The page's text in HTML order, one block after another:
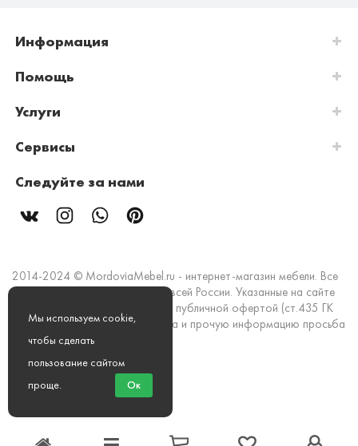
Информация
Помощь
Услуги
Сервисы
Следуйте за нами
2014-2024 © MordoviaMebel.ru - интернет-магазин мебели. Все
права защищены. Доставка по всей России. Указанные на сайте
цены и информация не являются публичной офертой (ст.435 ГК
РФ). Стоимость, наличие товара и прочую информацию просьба
уточнять в офисах продаж.
Мы принимаем к оплате:
Мы используем cookie,
чтобы сделать
пользование сайтом
проще. Ок